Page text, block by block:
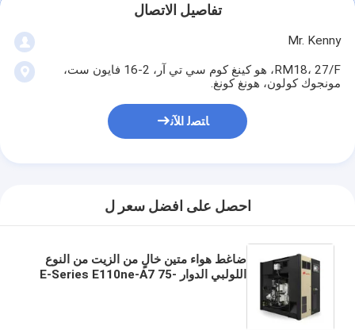
تفاصيل الاتصال
Mr. Kenny
RM18، 27/F، هو كينغ كوم سي تي آر، 2-16 فايون ست،
مونجوك كولون، هونغ كونغ.
ﺎﺘﺼﻟ ﺍﻶﻧ
احصل على افضل سعر ل
ضاغط هواء متين خالٍ من الزيت من النوع
اللولبي الدوار E-Series E110ne-A7 75-